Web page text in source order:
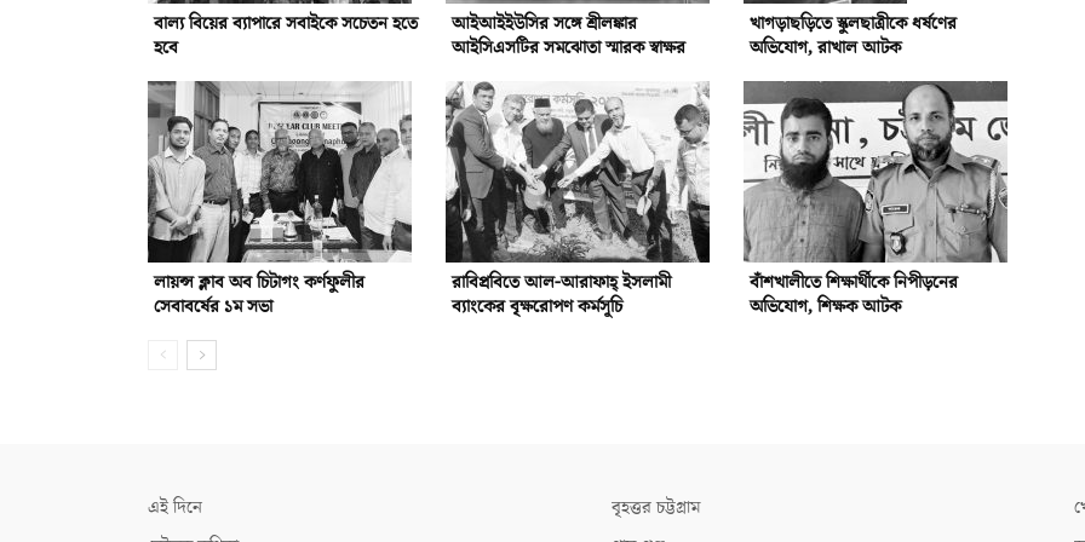
বাল্য বিয়ের ব্যাপারে সবাইকে সচেতন হতে
হবে
আইআইইউসির সঙ্গে শ্রীলঙ্কার
আইসিএসটির সমঝোতা স্মারক স্বাক্ষর
খাগড়াছড়িতে স্কুলছাত্রীকে ধর্ষণের
অভিযোগ, রাখাল আটক
লায়ন্স ক্লাব অব চিটাগং কর্ণফুলীর
সেবাবর্ষের ১ম সভা
রাবিপ্রবিতে আল-আরাফাহ্‌ ইসলামী
ব্যাংকের বৃক্ষরোপণ কর্মসূচি
বাঁশখালীতে শিক্ষার্থীকে নিপীড়নের
অভিযোগ, শিক্ষক আটক
এই দিনে
বৃহত্তর চট্টগ্রাম